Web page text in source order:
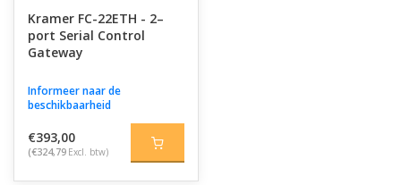
Kramer FC-22ETH - 2–
port Serial Control
Gateway
Informeer naar de
beschikbaarheid
€393,00
(€324,79 Excl. btw)